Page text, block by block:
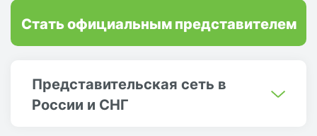
Представительская сеть в
России и СНГ
Стать официальным представителем